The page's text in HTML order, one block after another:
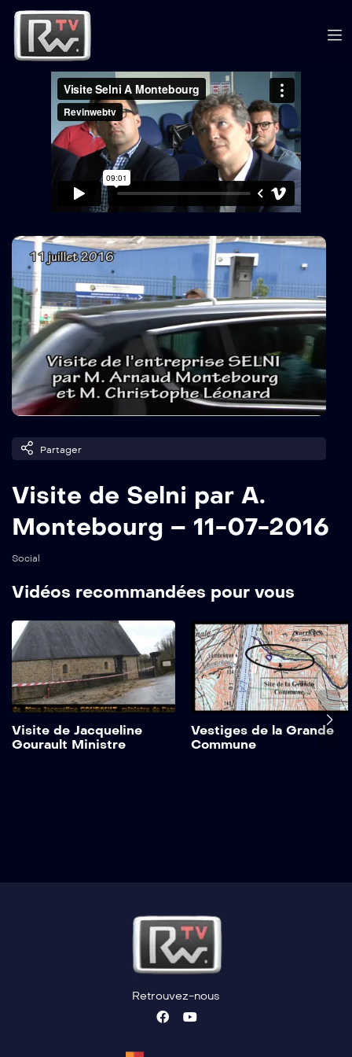
Partager
Visite de Selni par A.
Montebourg – 11-07-2016
Social
Vidéos recommandées pour vous
Visite de Jacqueline
Gourault Ministre
Vestiges de la Grande
Commune
Retrouvez-nous